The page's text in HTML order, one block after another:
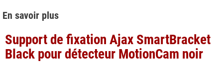
En savoir plus
Support de fixation Ajax SmartBracket
Black pour détecteur MotionCam noir